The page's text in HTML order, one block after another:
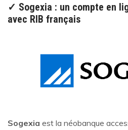
✓ Sogexia : un compte en
avec RIB français
Sogexia est la néobanque